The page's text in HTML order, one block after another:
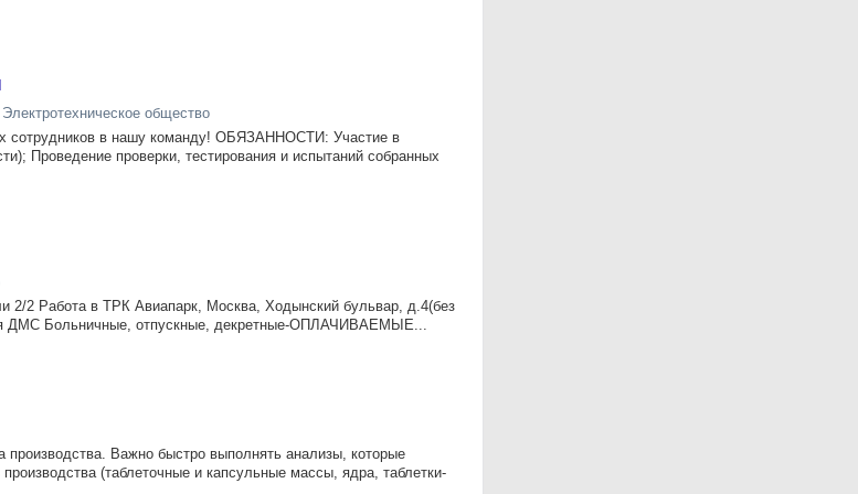
общество
сотрудников в нашу команду! ОБЯЗАННОСТИ: Участие в
Проведение проверки, тестирования и испытаний собранных
2/2 Работа в ТРК Авиапарк, Москва, Ходынский бульвар, д.4(без
ДМС Больничные, отпускные, декретные-ОПЛАЧИВАЕМЫЕ...
производства. Важно быстро выполнять анализы, которые
(таблеточные и капсульные массы, ядра, таблетки-